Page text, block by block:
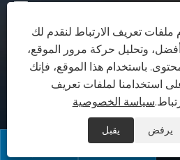
حقوق الطبع والنشر © 2026 Shanghai Perfect Industry Co.,Ltd. جميع الحقوق
Links|Sitemap
|سياسة الخصوصية
تعريف الارتباط لنقدم لك
وتحليل حركة مرور الموقع،
باستخدام هذا الموقع، فإنك
استخدامنا لملفات تعريف
سياسة الخصوصية
يرفض يقبل